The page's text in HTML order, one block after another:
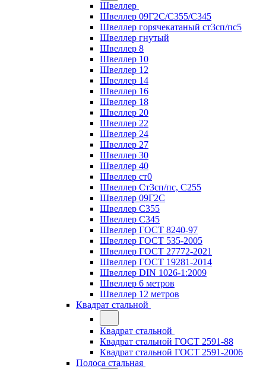
Швеллер
Швеллер 09Г2С/С355/С345
Швеллер горячекатаный ст3сп/пс5
Швеллер гнутый
Швеллер 8
Швеллер 10
Швеллер 12
Швеллер 14
Швеллер 16
Швеллер 18
Швеллер 20
Швеллер 22
Швеллер 24
Швеллер 27
Швеллер 30
Швеллер 40
Швеллер ст0
Швеллер Ст3сп/пс, С255
Швеллер 09Г2С
Швеллер С355
Швеллер С345
Швеллер ГОСТ 8240-97
Швеллер ГОСТ 535-2005
Швеллер ГОСТ 27772-2021
Швеллер ГОСТ 19281-2014
Швеллер DIN 1026-1:2009
Швеллер 6 метров
Швеллер 12 метров
Квадрат стальной
Квадрат стальной
Квадрат стальной ГОСТ 2591-88
Квадрат стальной ГОСТ 2591-2006
Полоса стальная